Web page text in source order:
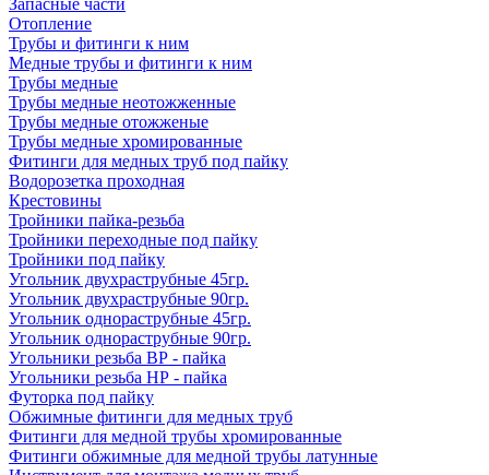
Отопление
Трубы и фитинги к ним
Медные трубы и фитинги к ним
Трубы медные
Трубы медные неотожженные
Трубы медные отожженые
Трубы медные хромированные
Фитинги для медных труб под пайку
Водорозетка проходная
Крестовины
Тройники пайка-резьба
Тройники переходные под пайку
Тройники под пайку
Угольник двухраструбные 45гр.
Угольник двухраструбные 90гр.
Угольник однораструбные 45гр.
Угольник однораструбные 90гр.
Угольники резьба ВР - пайка
Угольники резьба НР - пайка
Футорка под пайку
Обжимные фитинги для медных труб
Фитинги для медной трубы хромированные
Фитинги обжимные для медной трубы латунные